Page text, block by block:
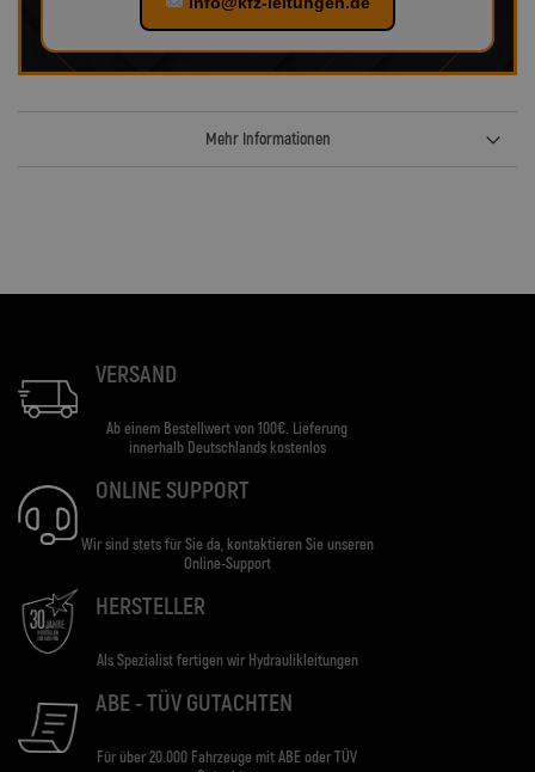
Mehr Informationen
VERSAND
Ab einem Bestellwert von 100€. Lieferung
innerhalb Deutschlands kostenlos
ONLINE SUPPORT
Wir sind stets für Sie da, kontaktieren Sie unseren
Online-Support
HERSTELLER
Als Spezialist fertigen wir Hydraulikleitungen
ABE - TÜV GUTACHTEN
Für über 20.000 Fahrzeuge mit ABE oder TÜV